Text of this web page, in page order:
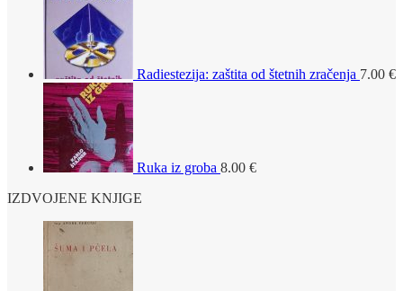
Radiestezija: zaštita od štetnih zračenja 7.00 €
Ruka iz groba 8.00 €
IZDVOJENE KNJIGE